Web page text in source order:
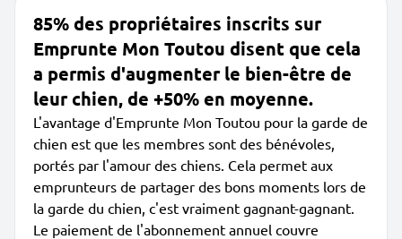
85% des propriétaires inscrits sur
Emprunte Mon Toutou disent que cela
a permis d'augmenter le bien-être de
leur chien, de +50% en moyenne.
L'avantage d'Emprunte Mon Toutou pour la garde de
chien est que les membres sont des bénévoles,
portés par l'amour des chiens. Cela permet aux
emprunteurs de partager des bons moments lors de
la garde du chien, c'est vraiment gagnant-gagnant.
Le paiement de l'abonnement annuel couvre